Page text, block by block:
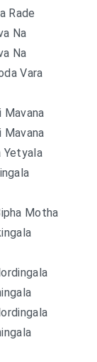
Rade
Na
Na
Vara
Mavana
Mavana
Yetyala
Motha